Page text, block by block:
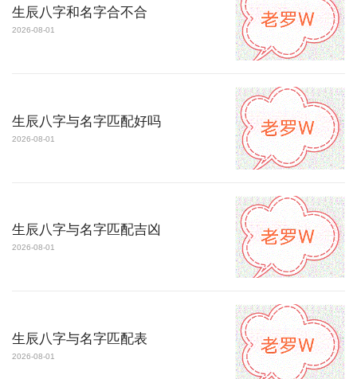
生辰八字和名字合不合
2026-08-01
生辰八字与名字匹配好吗
2026-08-01
生辰八字与名字匹配吉凶
2026-08-01
生辰八字与名字匹配表
2026-08-01